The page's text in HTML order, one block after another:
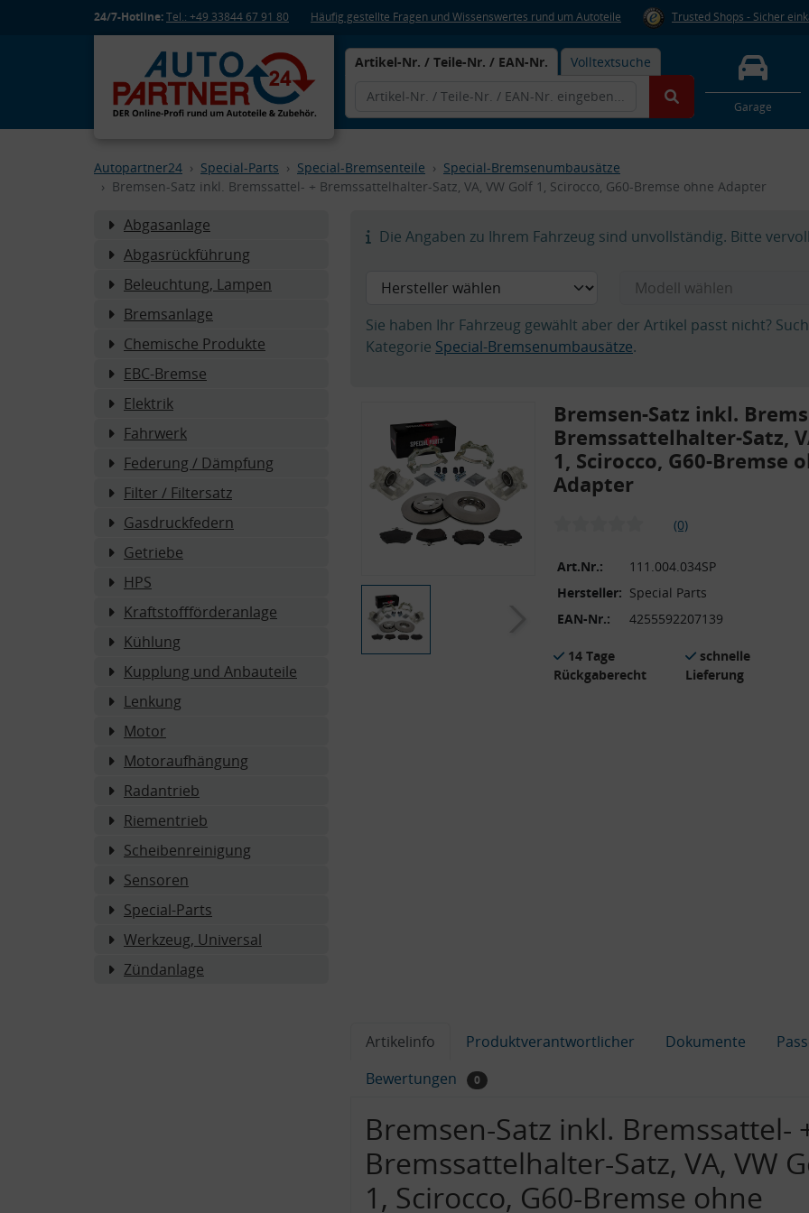
24/7-Hotline:Tel.: +49 33844 67 91 80 Häufig gestellte Fragen und Wissenswertes rund um Autoteile Trusted Shops - Sicher
Artikel-Nr. / Teile-Nr. / EAN-Nr. Volltextsuche
Garage
Autopartner24 Special-Parts Special-Bremsenteile
Special-Bremsenumbausätze
Bremsen-Satz inkl. Bremssattel- + Bremssattelhalter-Satz, VA, VW Golf 1, Scirocco, G60-Bremse ohne Adapter
Abgasanlage
Abgasrückführung
Beleuchtung, Lampen
Bremsanlage
Chemische Produkte
EBC-Bremse
Elektrik
Fahrwerk
Federung / Dämpfung
Filter / Filtersatz
Gasdruckfedern
Getriebe
HPS
Kraftstoffförderanlage
Kühlung
Kupplung und Anbauteile
Lenkung
Motor
Motoraufhängung
Radantrieb
Riementrieb
Scheibenreinigung
Sensoren
Special-Parts
Werkzeug, Universal
Zündanlage
Die Angaben zu Ihrem Fahrzeug sind unvollständig. Bitte
Sie haben Ihr Fahrzeug gewählt aber der Artikel passt nicht?
Kategorie Special-Bremsenumbausätze.
Bremsen-Satz inkl.
Bremssattelhalter-Satz,
1, Scirocco, G60-Bremse
Adapter
(0)
Art.Nr.:
111.004.034SP
Hersteller: Special Parts
EAN-Nr.:
4255592207139
14 Tage
Rückgaberecht
schnelle
Lieferung
Artikelinfo Produktverantwortlicher Dokumente
Bewertungen
0
Bremsen-Satz inkl. Bremssattel-
Bremssattelhalter-Satz, VA, VW
1, Scirocco, G60-Bremse ohne